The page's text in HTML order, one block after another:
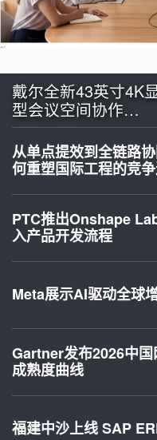
戴尔全新43英寸4K
型会议空间协作…
从单点提效到全链路
何重塑国际工程的竞
PTC推出Onshape
入产品开发流程
Meta展示AI驱动全球
Gartner发布2026中
成熟度曲线
福建中沙上线 SAP